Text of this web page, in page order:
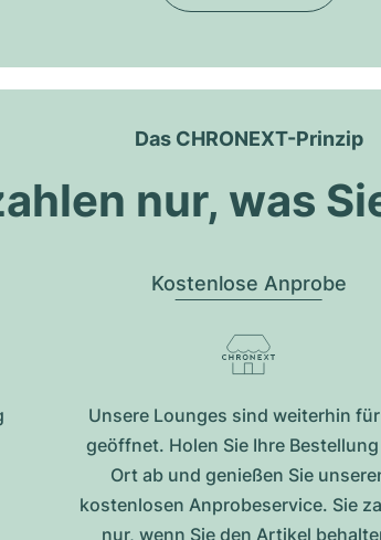
Das CHRONEXT-Prinzip
nur, was
Kostenlose Anprobe
Unsere Lounges sind weiterhin für
geöffnet. Holen Sie Ihre
Ort ab und genießen Sie
kostenlosen Anprobeservice. Sie
nur, wenn Sie den Artikel